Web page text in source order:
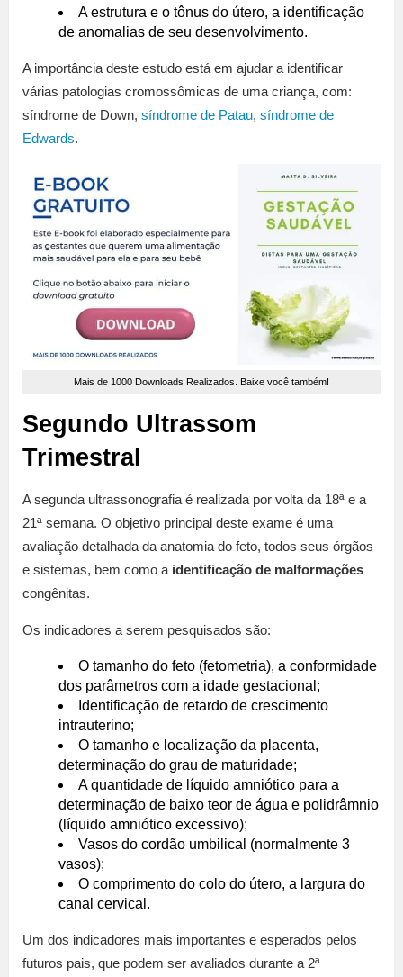
A estrutura e o tônus ​​do útero, a identificação
de anomalias de seu desenvolvimento.
A importância deste estudo está em ajudar a identificar
várias patologias cromossômicas de uma criança, com:
síndrome de Down, síndrome de Patau, síndrome de
Edwards.
Mais de 1000 Downloads Realizados. Baixe você também!
Segundo Ultrassom
Trimestral
A segunda ultrassonografia é realizada por volta da 18ª e a
21ª semana. O objetivo principal deste exame é uma
avaliação detalhada da anatomia do feto, todos seus órgãos
e sistemas, bem como a identificação de malformações
congênitas.
Os indicadores a serem pesquisados são:
O tamanho do feto (fetometria), a conformidade
dos parâmetros com a idade gestacional;
Identificação de retardo de crescimento
intrauterino;
O tamanho e localização da placenta,
determinação do grau de maturidade;
A quantidade de líquido amniótico para a
determinação de baixo teor de água e polidrâmnio
(líquido amniótico excessivo);
Vasos do cordão umbilical (normalmente 3
vasos);
O comprimento do colo do útero, a largura do
canal cervical.
Um dos indicadores mais importantes e esperados pelos
futuros pais, que podem ser avaliados durante a 2ª